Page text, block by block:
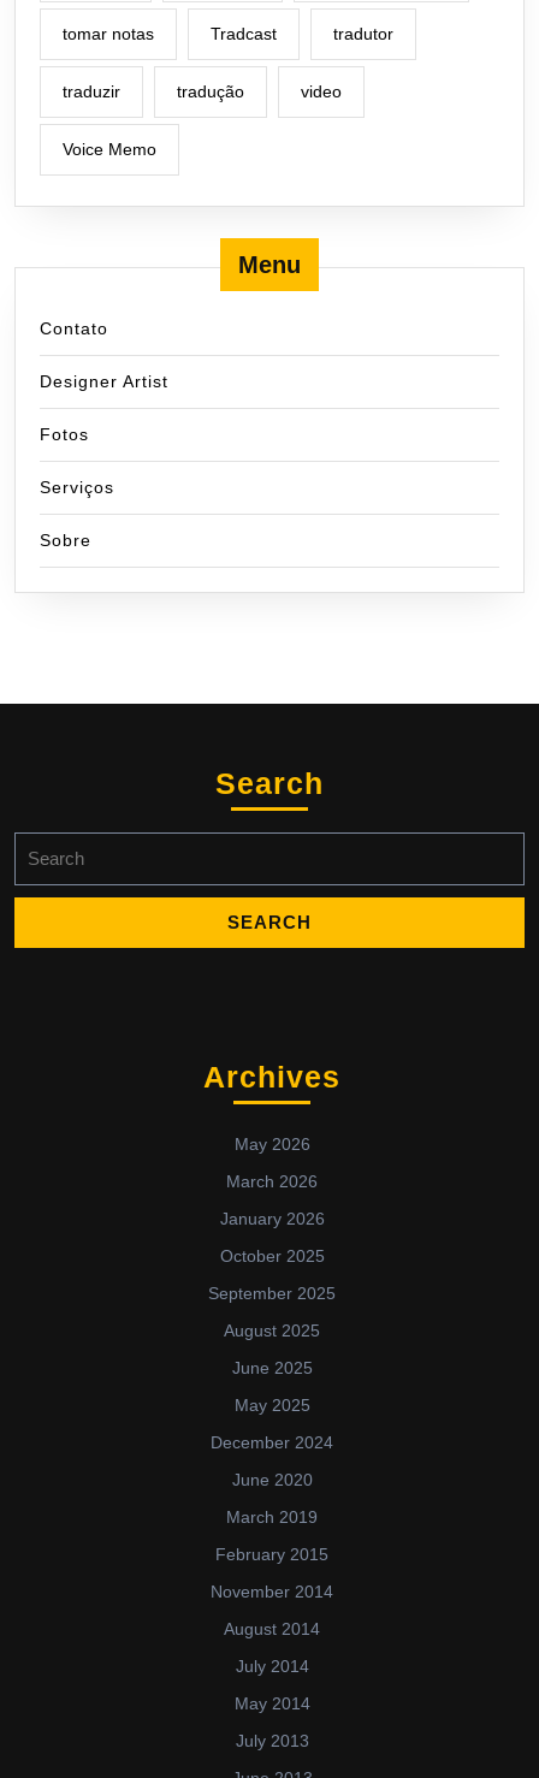
tomar notas Tradcast tradutor
traduzir tradução video
Voice Memo
Menu
Contato
Designer Artist
Fotos
Serviços
Sobre
Search
for:
Archives
May 2026
March 2026
January 2026
October 2025
September 2025
August 2025
June 2025
May 2025
December 2024
June 2020
March 2019
February 2015
November 2014
August 2014
July 2014
May 2014
July 2013